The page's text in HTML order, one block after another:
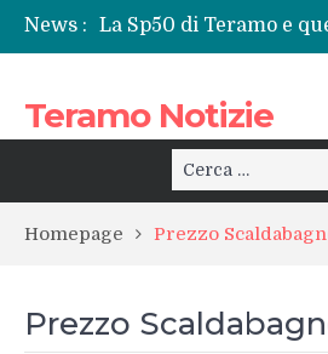
News :
La Sp50 di Teramo e
ripete: l’ennesima vita
per la rinascita del
Tortoreto, l’alluvione e i
pericoli noti e interventi
Prefettura di Teramo,
territorio
Teramo Notizie
Cerca:
Homepage Prezzo
Prezzo